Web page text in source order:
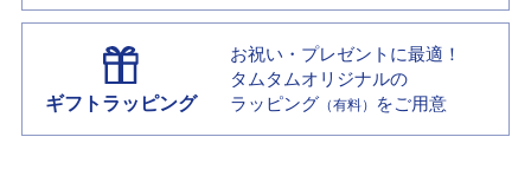
ギフトラッピング
お祝い・プレゼントに最適！
タムタムオリジナルの
ラッピング （有料） をご用意